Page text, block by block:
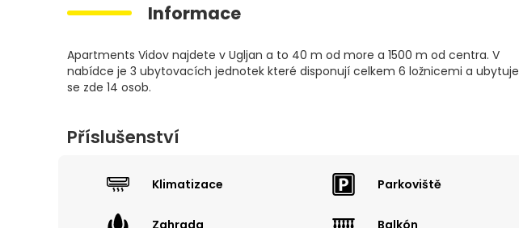
Informace
Apartments Vidov najdete v Ugljan a to 40 m od more a 1500 m od centra. V
nabídce je 3 ubytovacích jednotek které disponují celkem 6 ložnicemi a ubytuje
se zde 14 osob.
Příslušenství
Klimatizace Parkoviště
Zahrada Balkón